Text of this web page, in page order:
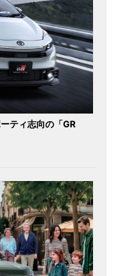
ティ志向の「GR